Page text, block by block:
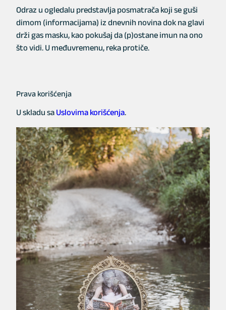
Odraz u ogledalu predstavlja posmatrača koji se guši
dimom (informacijama) iz dnevnih novina dok na glavi
drži gas masku, kao pokušaj da (p)ostane imun na ono
što vidi. U međuvremenu, reka protiče.
Prava korišćenja
U skladu sa Uslovima korišćenja.